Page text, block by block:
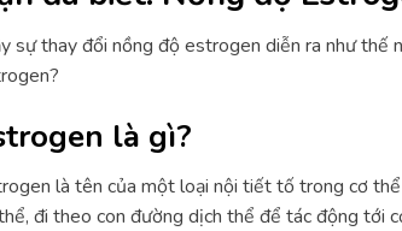
sự thay đổi nồng độ estrogen diễn ra như thế
là gì?
là tên của một loại nội tiết tố trong cơ
đi theo con đường dịch thể để tác động tới